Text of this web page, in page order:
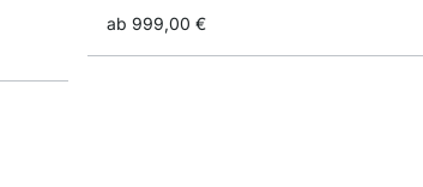
ab 999,00 €